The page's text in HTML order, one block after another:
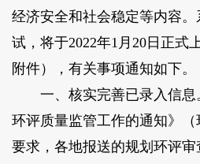
经济安全和社会稳定等内容。
试，将于2022年1月20日正式
附件），有关事项通知如下。
一、核实完善已录入信息
环评质量监管工作的通知》（
要求，各地报送的规划环评审